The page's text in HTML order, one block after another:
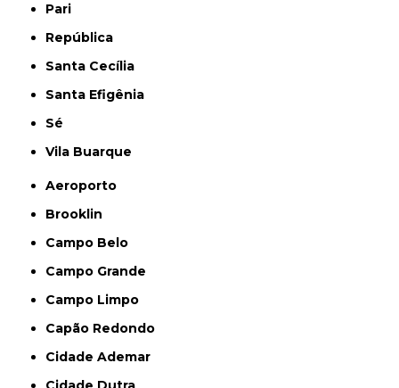
Pari
República
Santa Cecília
Santa Efigênia
Sé
Vila Buarque
Aeroporto
Brooklin
Campo Belo
Campo Grande
Campo Limpo
Capão Redondo
Cidade Ademar